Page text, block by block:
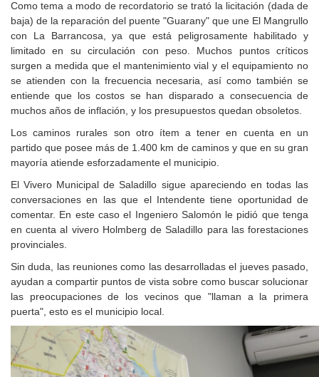
Como tema a modo de recordatorio se trató la licitación (dada de
baja) de la reparación del puente "Guarany" que une El Mangrullo
con La Barrancosa, ya que está peligrosamente habilitado y
limitado en su circulación con peso. Muchos puntos críticos
surgen a medida que el mantenimiento vial y el equipamiento no
se atienden con la frecuencia necesaria, así como también se
entiende que los costos se han disparado a consecuencia de
muchos años de inflación, y los presupuestos quedan obsoletos.
Los caminos rurales son otro ítem a tener en cuenta en un
partido que posee más de 1.400 km de caminos y que en su gran
mayoría atiende esforzadamente el municipio.
El Vivero Municipal de Saladillo sigue apareciendo en todas las
conversaciones en las que el Intendente tiene oportunidad de
comentar. En este caso el Ingeniero Salomón le pidió que tenga
en cuenta al vivero Holmberg de Saladillo para las forestaciones
provinciales.
Sin duda, las reuniones como las desarrolladas el jueves pasado,
ayudan a compartir puntos de vista sobre como buscar solucionar
las preocupaciones de los vecinos que "llaman a la primera
puerta", esto es el municipio local.